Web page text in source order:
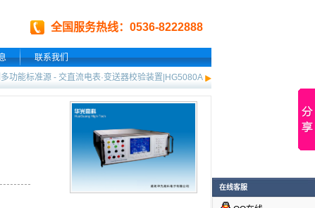
全国服务热线：0536-8222888
联系我们
功能标准源 - 交直流电表·变送器校验装置|HG5080A
在线客服